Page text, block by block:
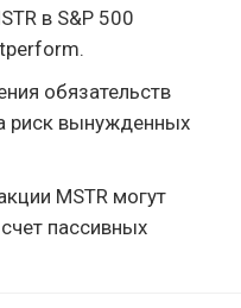
в S&P 500
обязательств
риск вынужденных
MSTR могут
пассивных